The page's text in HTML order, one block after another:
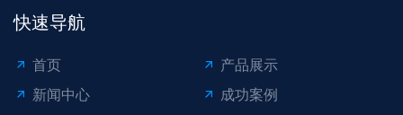
快速导航
首页
产品展示
新闻中心
成功案例